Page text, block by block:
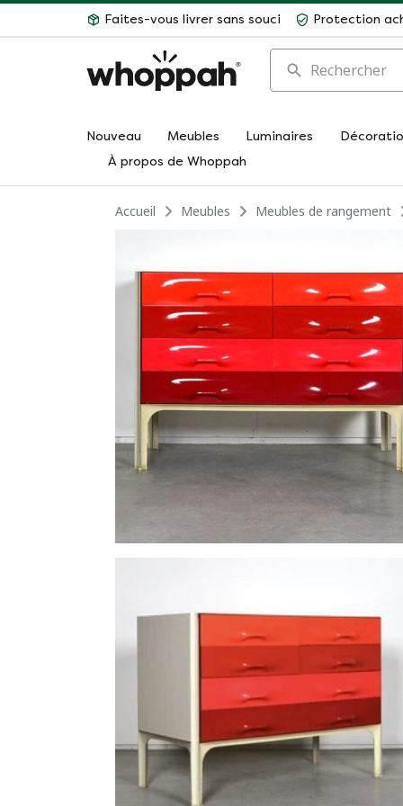
Faites-vous livrer sans souci Protection
Rechercher
Nouveau Meubles Luminaires
À propos de Whoppah
Accueil Meubles Meubles de rangement